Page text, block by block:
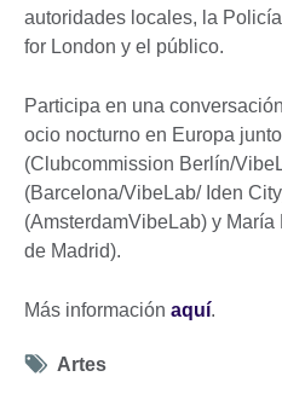
autoridades locales, la
for London y el público.
Participa en una
ocio nocturno en Europa
(Clubcommission Berlín/
(Barcelona/VibeLab/ Iden
(AmsterdamVibeLab) y
de Madrid).
Más información aquí.
Tag
Artes